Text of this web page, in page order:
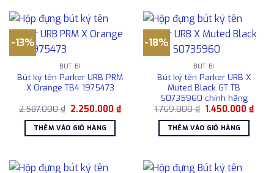
-13%
BÚT BI
Bút ký tên Parker URB PRM
X Orange TB4 1975473
2.587.000₫ Giá
là:
2.587.000 ₫.
2.250.000₫Giá
THÊM VÀO GIỎ HÀNG
-18%
BÚT BI
Bút ký tên Parker URB X
Muted Black GT TB
S0735960 chính hãng
1.769.000₫ Giá
là:
1.769.000 ₫.
1.450.000₫Giá
THÊM VÀO GIỎ HÀNG